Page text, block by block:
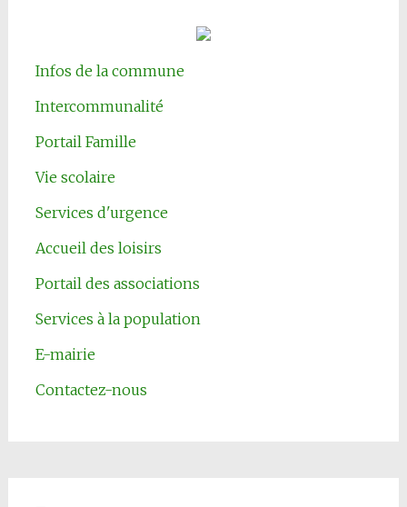
Infos de la commune
Intercommunalité
Portail Famille
Vie scolaire
Services d'urgence
Accueil des loisirs
Portail des associations
Services à la population
E-mairie
Contactez-nous